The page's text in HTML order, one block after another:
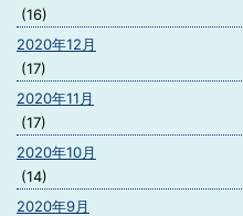
(16)
2020年12月
(17)
2020年11月
(17)
2020年10月
(14)
2020年9月